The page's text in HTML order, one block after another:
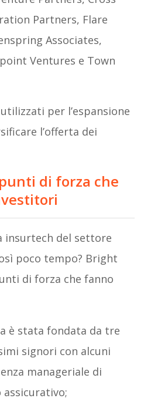
Partners, Flare
Associates,
Ventures e Town
per l’espansione
l’offerta dei
di forza che
insurtech del settore
poco tempo? Bright
di forza che fanno
è stata fondata da tre
signori con alcuni
manageriale di